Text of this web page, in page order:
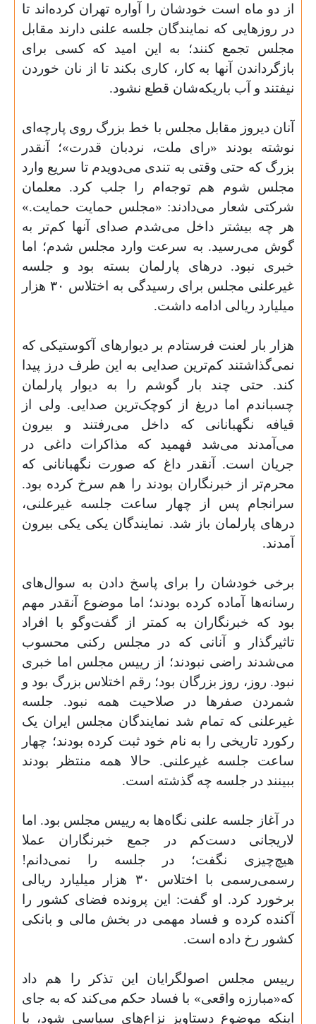
از دو ماه است خودشان را آواره تهران کرده‌اند تا
در روزهایی که نمایندگان جلسه علنی دارند مقابل
مجلس تجمع کنند؛ به این امید که کسی برای
بازگرداندن آنها به کار، کاری بکند تا از نان خوردن
نیفتند و آب باریکه‌شان قطع نشود.
آنان دیروز مقابل مجلس با خط بزرگ روی پارچه‌ای
نوشته بودند «رای ملت، نردبان قدرت»؛ آنقدر
بزرگ که حتی وقتی به تندی می‌دویدم تا سریع وارد
مجلس شوم هم توجه‌ام را جلب کرد. معلمان
شرکتی شعار می‌دادند: «مجلس حمایت حمایت.»
هر چه بیشتر داخل می‌شدم صدای آنها کم‌تر به
گوش می‌رسید. به سرعت وارد مجلس شدم؛ اما
خبری نبود. درهای پارلمان بسته بود و جلسه
غیرعلنی مجلس برای رسیدگی به اختلاس ۳۰ هزار
میلیارد ریالی ادامه داشت.
هزار بار لعنت فرستادم بر دیوارهای آکوستیکی که
نمی‌گذاشتند کم‌ترین صدایی به این طرف درز پیدا
کند. حتی چند بار گوشم را به دیوار پارلمان
چسباندم اما دریغ از کوچک‌ترین صدایی. ولی از
قیافه نگهبانانی که داخل می‌رفتند و بیرون
می‌آمدند می‌شد فهمید که مذاکرات داغی در
جریان است. آنقدر داغ که صورت نگهبانانی که
محرم‌تر از خبرنگاران بودند را هم سرخ کرده بود.
سرانجام پس از چهار ساعت جلسه غیرعلنی،
در‌های پارلمان باز شد. نمایندگان یکی یکی بیرون
آمدند.
برخی خودشان را برای پاسخ دادن به سوال‌های
رسانه‌ها آماده کرده بودند؛ اما موضوع آنقدر مهم
بود که خبرنگاران به کمتر از گفت‌وگو با افراد
تاثیر‌گذار و آنانی که در مجلس رکنی محسوب
می‌شدند راضی نبودند؛ از رییس مجلس اما خبری
نبود. روز، روز بزرگان بود؛ رقم اختلاس بزرگ بود و
شمردن صفر‌ها در صلاحیت همه نبود. جلسه
غیرعلنی که تمام شد نمایندگان مجلس ایران یک
رکورد تاریخی را به نام خود ثبت کرده بودند؛ چهار
ساعت جلسه غیرعلنی. حالا همه منتظر بودند
ببینند در جلسه چه گذشته است.
در آغاز جلسه علنی نگاه‌ها به رییس مجلس بود. اما
لاریجانی دست‌کم در جمع خبرنگاران عملا
هیچ‌چیزی نگفت؛ در جلسه را نمی‌دانم!
رسمی‌رسمی با اختلاس
۳۰ هزار میلیارد ریالی
برخورد کرد. او گفت: این پرونده فضای کشور را
آکنده کرده و فساد مهمی در بخش مالی و بانکی
کشور رخ داده است.
رییس مجلس اصولگرایان این تذکر را هم داد
که«مبارزه واقعی» با فساد حکم می‌کند که به جای
اینکه موضوع دستاویز نزاع‌های سیاسی شود، با